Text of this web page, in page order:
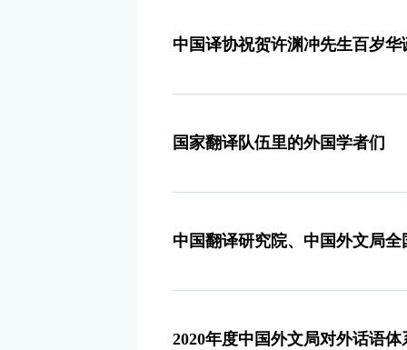
中国译协祝贺许渊冲先生百岁华
国家翻译队伍里的外国学者们
中国翻译研究院、中国外文局
2020年度中国外文局对外话语